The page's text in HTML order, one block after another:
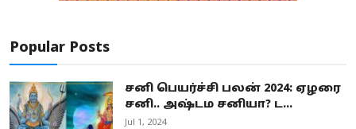
Popular Posts
சனி பெயர்ச்சி பலன் 2024: ஏழரை
சனி.. அஷ்டம சனியா? ட...
Jul 1, 2024